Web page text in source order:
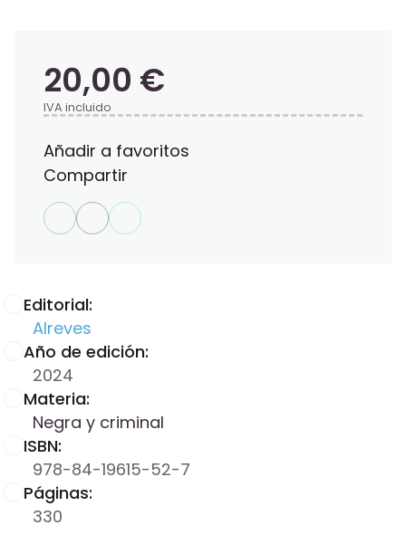
Editorial:
Alreves
Año de edición:
2024
Materia:
Negra y criminal
ISBN:
978-84-19615-52-7
Páginas:
330
20,00 €
IVA incluido
Añadir a favoritos
Compartir